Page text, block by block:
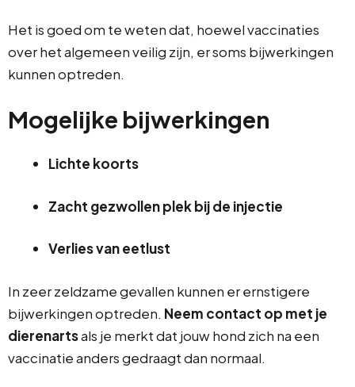
Het is goed om te weten dat, hoewel vaccinaties
over het algemeen veilig zijn, er soms bijwerkingen
kunnen optreden.
Mogelijke bijwerkingen
Lichte koorts
Zacht gezwollen plek bij de injectie
Verlies van eetlust
In zeer zeldzame gevallen kunnen er ernstigere
bijwerkingen optreden. Neem contact op met je
dierenartsals je merkt dat jouw hond zich na een
vaccinatie anders gedraagt dan normaal.